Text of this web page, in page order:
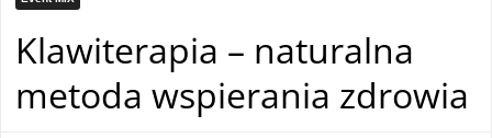
Klawiterapia – naturalna
metoda wspierania zdrowia